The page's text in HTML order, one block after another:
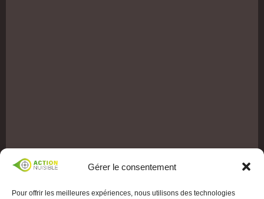
Gérer le consentement
Pour offrir les meilleures expériences, nous utilisons des technologies